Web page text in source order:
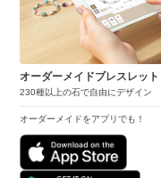
オーダーメイドブレスレット
230種以上の石で自由にデザイン
オーダーメイドをアプリでも！